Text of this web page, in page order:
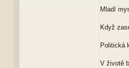
Mladí
Když
Politická
V životě